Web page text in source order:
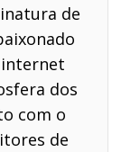
de
dos
com o
de